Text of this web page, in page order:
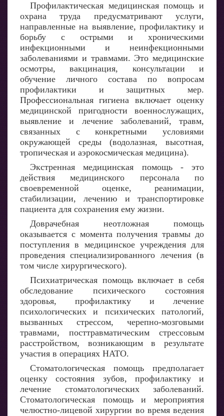
Профилактическая медицинская помощь и
охрана труда предусматривают услуги,
направленные на выявление, профилактику и
борьбу с острыми и хроническими
инфекционными и неинфекционными
заболеваниями и травмами. Это медицинские
осмотры, вакцинация, консультации и
обучение личного состава по вопросам
профилактики и защитных мер.
Профессиональная гигиена включает оценку
медицинской пригодности военнослужащих,
выявление и лечение заболеваний, травм,
связанных с конкретными условиями
окружающей среды (водолазная, высотная,
тропическая и аэрокосмическая медицина).
Экстренная медицинская помощь - это
действия медицинского персонала по
своевременной оценке, реанимации,
стабилизации, лечению и транспортировке
пациента для сохранения ему жизни.
Доврачебная неотложная помощь
оказывается с момента получения травмы до
поступления в медицинское учреждения для
проведения специализированного лечения (в
том числе хирургического).
Психиатрическая помощь включает в себя
обследование психического состояния
здоровья, профилактику и лечение
психологических и психических патологий,
вызванных стрессом, черепно-мозговыми
травмами, посттравматическим стрессовым
расстройством, возникающим в результате
участия в операциях НАТО.
Стоматологическая помощь предполагает
оценку состояния зубов, профилактику и
лечение стоматологических заболеваний.
Стоматологическая помощь и мероприятия
челюстно-лицевой хирургии во время ведения